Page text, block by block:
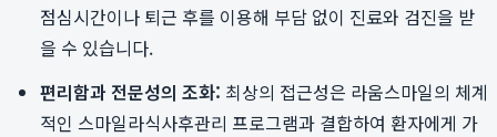
점심시간이나 퇴근 후를 이용해 부담 없이 진료와 검진을 받
을 수 있습니다.
편리함과 전문성의 조화: 최상의 접근성은 라움스마일의 체계
적인 스마일라식사후관리 프로그램과 결합하여 환자에게 가